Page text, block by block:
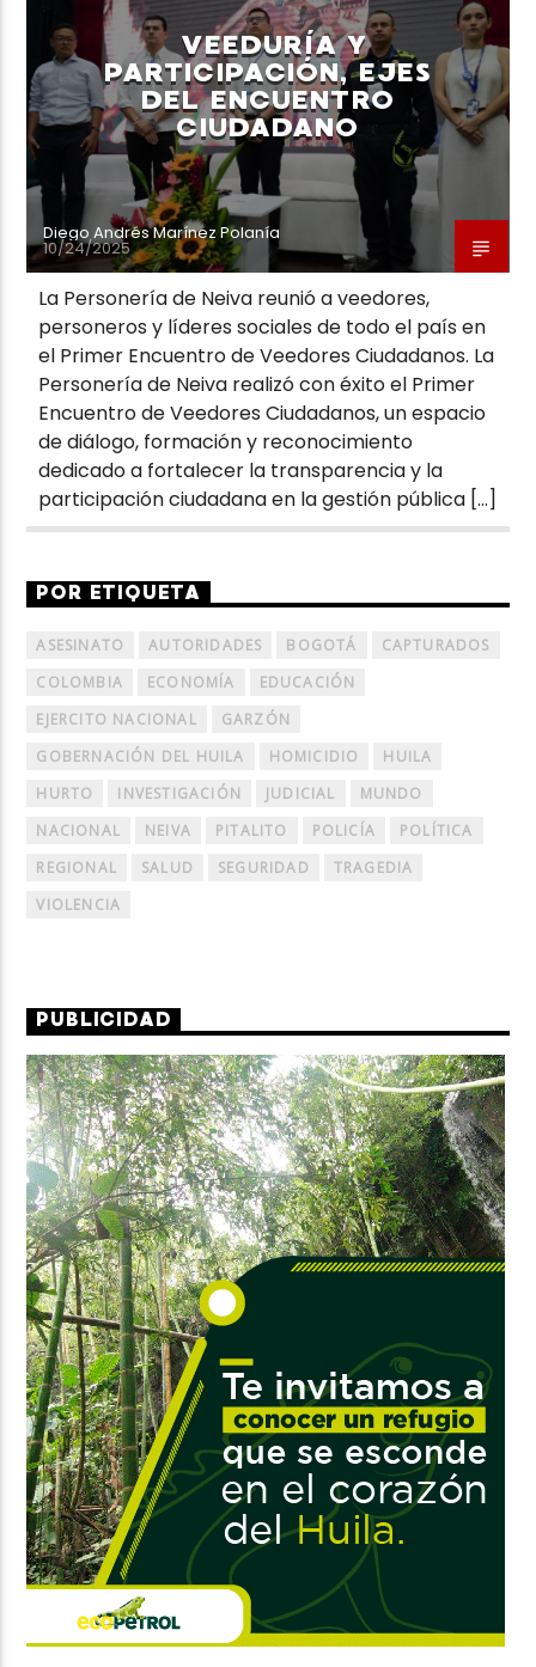
Neiva Estereo
VEEDURÍA Y
PARTICIPACIÓN, EJES
DEL ENCUENTRO
CIUDADANO
Diego Andrés Marínez Polanía
10/24/2025
La Personería de Neiva reunió a veedores,
personeros y líderes sociales de todo el país en
el Primer Encuentro de Veedores Ciudadanos. La
Personería de Neiva realizó con éxito el Primer
Encuentro de Veedores Ciudadanos, un espacio
de diálogo, formación y reconocimiento
dedicado a fortalecer la transparencia y la
participación ciudadana en la gestión pública […]
POR ETIQUETA
ASESINATO AUTORIDADES BOGOTÁ
CAPTURADOS
COLOMBIA
ECONOMÍA
EDUCACIÓN
EJERCITO NACIONAL
GARZÓN
GOBERNACIÓN DEL HUILA
HOMICIDIO
HUILA
HURTO
INVESTIGACIÓN JUDICIAL
MUNDO
NACIONAL
NEIVA PITALITO POLICÍA
POLÍTICA
REGIONAL
SALUD SEGURIDAD
TRAGEDIA
VIOLENCIA
PUBLICIDAD